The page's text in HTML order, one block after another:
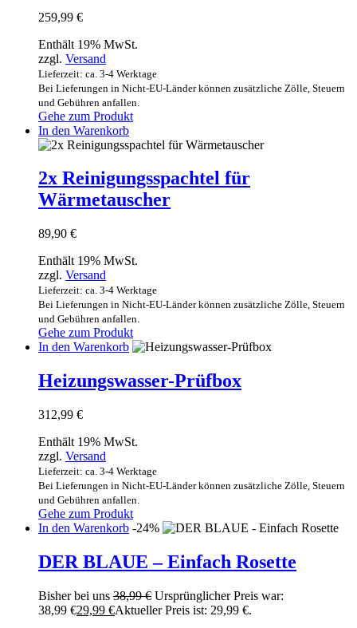
259,99 €
Enthält 19% MwSt.
zzgl. Versand
Lieferzeit: ca. 3-4 Werktage
Bei Lieferungen in Nicht-EU-Länder können zusätzliche Zölle, Steuern
und Gebühren anfallen.
Gehe zum Produkt
In den Warenkorb
2x Reinigungsspachtel für
Wärmetauscher
89,90 €
Enthält 19% MwSt.
zzgl. Versand
Lieferzeit: ca. 3-4 Werktage
Bei Lieferungen in Nicht-EU-Länder können zusätzliche Zölle, Steuern
und Gebühren anfallen.
Gehe zum Produkt
In den Warenkorb
Heizungswasser-Prüfbox
312,99 €
Enthält 19% MwSt.
zzgl. Versand
Lieferzeit: ca. 3-4 Werktage
Bei Lieferungen in Nicht-EU-Länder können zusätzliche Zölle, Steuern
und Gebühren anfallen.
Gehe zum Produkt
In den Warenkorb -24%
DER BLAUE – Einfach Rosette
Bisher bei uns 38,99€ Ursprünglicher Preis war:
38,99 €29,99 €Aktueller Preis ist: 29,99 €.